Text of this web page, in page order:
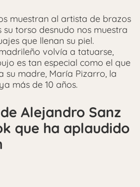
muestran al artista de brazos
torso desnudo nos muestra
que llenan su piel.
volvía a tatuarse,
es tan especial como el que
su madre, María Pizarro, la
más de 10 años.
Alejandro Sanz
que ha aplaudido